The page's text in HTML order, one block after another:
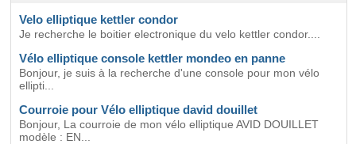
Velo elliptique kettler condor
Je recherche le boitier electronique du velo kettler condor....
Vélo elliptique console kettler mondeo en panne
Bonjour, je suis à la recherche d'une console pour mon vélo
ellipti...
Courroie pour Vélo elliptique david douillet
Bonjour, La courroie de mon vélo elliptique AVID DOUILLET
modèle : EN...